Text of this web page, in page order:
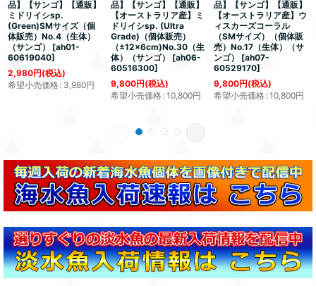
品】【サンゴ】【通販】
ミドリイシsp.
(Green)SMサイズ（個
体販売）No.4（生体）
（サンゴ）
[ah01-
60619040]
2,980円(税込)
希望小売価格: 3,980円
品】【サンゴ】【通販】
【オーストラリア産】ミ
ドリイシsp. (Ultra
Grade)（個体販売）
（±12x6cm)No.30（生
体）（サンゴ）
[ah06-
60516300]
9,800円(税込)
希望小売価格: 10,800円
品】【サンゴ】【通販】
【オーストラリア産】ウ
ィスカーズコーラル
（SMサイズ）（個体販
売）No.17（生体）（サ
ンゴ）
[ah07-
60529170]
9,800円(税込)
希望小売価格: 10,800円